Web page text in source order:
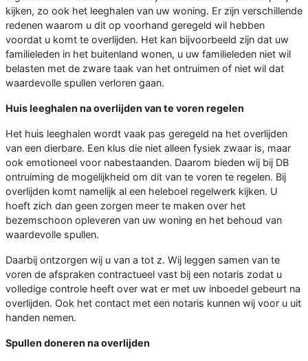
kijken, zo ook het leeghalen van uw woning. Er zijn verschillende
redenen waarom u dit op voorhand geregeld wil hebben
voordat u komt te overlijden. Het kan bijvoorbeeld zijn dat uw
familieleden in het buitenland wonen, u uw familieleden niet wil
belasten met de zware taak van het ontruimen of niet wil dat
waardevolle spullen verloren gaan.
Huis leeghalen na overlijden van te voren regelen
Het huis leeghalen wordt vaak pas geregeld na het overlijden
van een dierbare. Een klus die niet alleen fysiek zwaar is, maar
ook emotioneel voor nabestaanden. Daarom bieden wij bij DB
ontruiming de mogelijkheid om dit van te voren te regelen. Bij
overlijden komt namelijk al een heleboel regelwerk kijken. U
hoeft zich dan geen zorgen meer te maken over het
bezemschoon opleveren van uw woning en het behoud van
waardevolle spullen.
Daarbij ontzorgen wij u van a tot z. Wij leggen samen van te
voren de afspraken contractueel vast bij een notaris zodat u
volledige controle heeft over wat er met uw inboedel gebeurt na
overlijden. Ook het contact met een notaris kunnen wij voor u uit
handen nemen.
Spullen doneren na overlijden